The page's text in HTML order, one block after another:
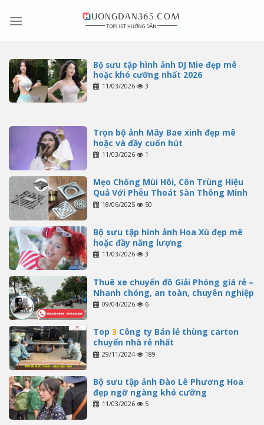
Bộ sưu tập hình ảnh DJ Mie đẹp mê
hoặc khó cưỡng nhất 2026
11/03/2026 3
Trọn bộ ảnh Mây Bae xinh đẹp mê
hoặc và đầy cuốn hút
11/03/2026 1
Mẹo Chống Mùi Hôi, Côn Trùng Hiệu
Quả Với Phễu Thoát Sàn Thông Minh
18/06/2025 50
Bộ sưu tập hình ảnh Hoa Xù đẹp mê
hoặc đầy năng lượng
11/03/2026 3
Thuê xe chuyển đồ Giải Phóng giá rẻ –
Nhanh chóng, an toàn, chuyên nghiệp
09/04/2026 6
Top 3 Công ty Bán lẻ thùng carton
chuyển nhà rẻ nhất
29/11/2024 189
Bộ sưu tập ảnh Đào Lê Phương Hoa
đẹp ngỡ ngàng khó cưỡng
11/03/2026 5